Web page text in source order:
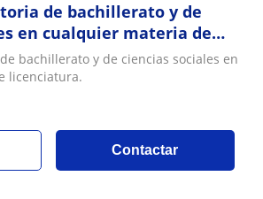
de bachillerato y de
en cualquier materia de
bachillerato y de ciencias sociales en
licenciatura.
Contactar